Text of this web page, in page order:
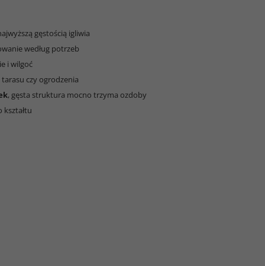
gęstością igliwia
według potrzeb
i wilgoć
czy ogrodzenia
, gęsta struktura mocno trzyma ozdoby
kształtu